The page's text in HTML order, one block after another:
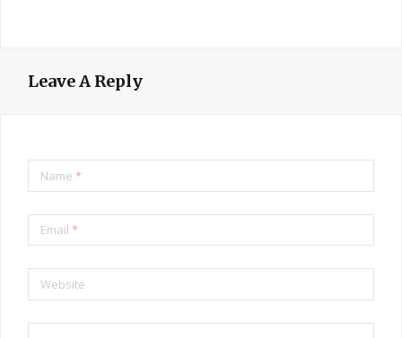
Leave A Reply
Name *
Email *
Website